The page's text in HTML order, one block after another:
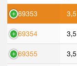
569353 3,5
569354 3,5
569355 3,5